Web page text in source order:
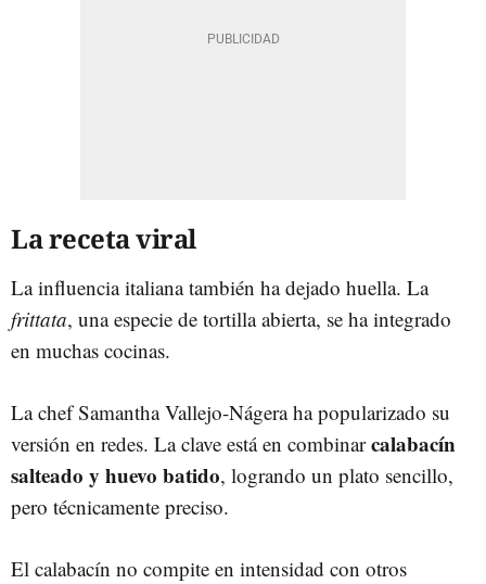
La receta viral
La influencia italiana también ha dejado huella. La
frittata, una especie de tortilla abierta, se ha integrado
en muchas cocinas.
La chef Samantha Vallejo-Nágera ha popularizado su
versión en redes. La clave está en combinarcalabacín
salteado y huevo batido, logrando un plato sencillo,
pero técnicamente preciso.
El calabacín no compite en intensidad con otros